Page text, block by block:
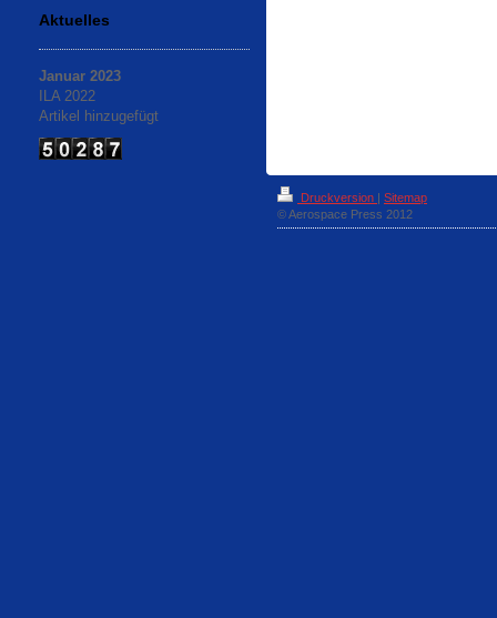
Aktuelles
Januar 2023
ILA 2022
Artikel hinzugefügt
Druckversion | Sitemap
© Aerospace Press 2012